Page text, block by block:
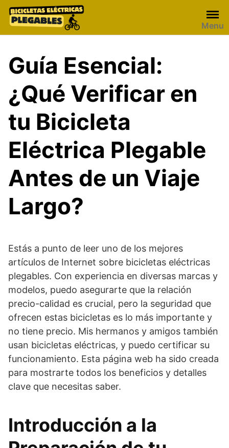
Skip
Menu
Guía Esencial:
¿Qué Verificar en
tu Bicicleta
Eléctrica Plegable
Antes de un Viaje
Largo?
Estás a punto de leer uno de los mejores
artículos de Internet sobre bicicletas eléctricas
plegables. Con experiencia en diversas marcas y
modelos, puedo asegurarte que la relación
precio-calidad es crucial, pero la seguridad que
ofrecen estas bicicletas es lo más importante y
no tiene precio. Mis hermanos y amigos también
usan bicicletas eléctricas, y puedo certificar su
funcionamiento. Esta página web ha sido creada
para mostrarte todos los beneficios y detalles
clave que necesitas saber.
Introducción a la